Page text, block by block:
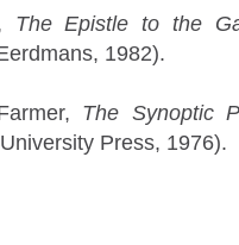
The Epistle to the
1982).
The Synoptic
Press, 1976).